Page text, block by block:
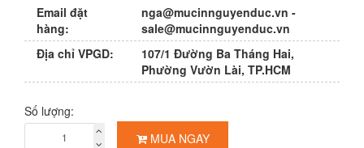
Email đặt
hàng:
nga@mucinnguyenduc.vn -
sale@mucinnguyenduc.vn
Địa chỉ VPGD:
107/1 Đường Ba Tháng Hai,
Phường Vườn Lài, TP.HCM
Số lượng:
MUA NGAY